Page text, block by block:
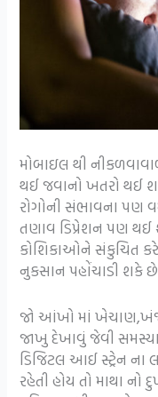
મોબાઇલ થી
થઈ જવાનો ખતરો થઈ
રોગોની સંભાવના પણ
તણાવ ડિપ્રેશન પણ
કોશિકાઓને સંકુચિત
નુકસાન પહોંચાડી શકે
જો આંખો માં
જાખુ દેખાવું જેવી
ડિજિટલ આઈ સ્ટ્રેન ના
રહેતી હોય તો માથા